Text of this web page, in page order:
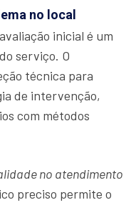
no local
inicial é um
serviço. O
técnica para
de intervenção,
com métodos
no atendimento
preciso permite o